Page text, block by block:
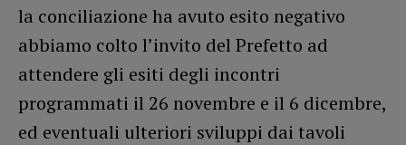
la conciliazione ha avuto esito negativo
abbiamo colto l’invito del Prefetto ad
attendere gli esiti degli incontri
programmati il 26 novembre e il 6 dicembre,
ed eventuali ulteriori sviluppi dai tavoli